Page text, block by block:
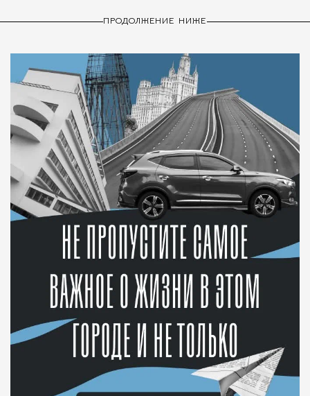
ПРОДОЛЖЕНИЕ НИЖЕ